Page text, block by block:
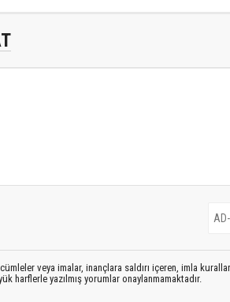
veya imalar, inançlara saldırı içeren, imla
harflerle yazılmış yorumlar onaylanmamaktadır.